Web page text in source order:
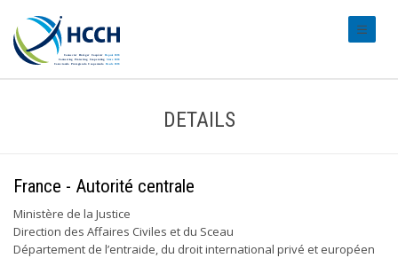
DETAILS
France - Autorité centrale
Ministère de la Justice
Direction des Affaires Civiles et du Sceau
Département de l’entraide, du droit international privé et européen